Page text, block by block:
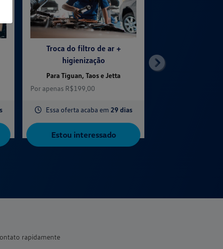
Troca do filtro de ar +
higienização
Para Tiguan, Taos e Jetta
Por apenas R$199,00
Essa oferta acaba em 29 dias
Estou interessado
rapidamente